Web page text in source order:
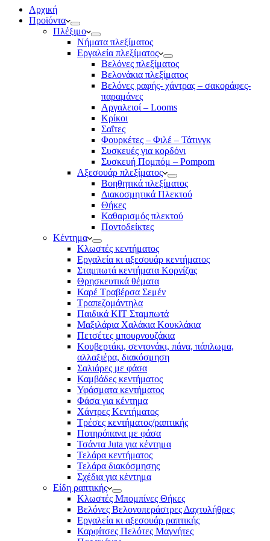
Αρχική
Προϊόντα
Πλέξιμο
Νήματα πλεξίματος
Εργαλεία πλεξίματος
Βελόνες πλεξίματος
Βελονάκια πλεξίματος
Βελόνες ραφής- χάντρας – σακοράφες-
παραμάνες
Αργαλειοί – Looms
Κρίκοι
Σαΐτες
Φουρκέτες – Φιλέ – Τάτινγκ
Συσκευές για κορδόνι
Συσκευή Πομπόμ – Pompom
Αξεσουάρ πλεξίματος
Βοηθητικά πλεξίματος
Διακοσμητικά Πλεκτού
Θήκες
Καθαρισμός πλεκτού
Ποντοδείκτες
Κέντημα
Κλωστές κεντήματος
Eργαλεία κι αξεσουάρ κεντήματος
Σταμπωτά κεντήματα Κορνίζας
Θρησκευτικά θέματα
Καρέ Τραβέρσα Σεμέν
Τραπεζομάντηλα
Παιδικά KIT Σταμπωτά
Μαξιλάρια Χαλάκια Κουκλάκια
Πετσέτες μπουρνουζάκια
Κουβερτάκι, σεντονάκι, πάνα, πάπλωμα,
αλλαξιέρα, διακόσμηση
Σαλιάρες με φάσα
Καμβάδες κεντήματος
Υφάσματα κεντήματος
Φάσα για κέντημα
Χάντρες Κεντήματος
Τρέσες κεντήματος/ραπτικής
Ποτηρόπανα με φάσα
Τσάντα Juta για κέντημα
Τελάρα κεντήματος
Τελάρα διακόσμησης
Σχέδια για κέντημα
Είδη ραπτικής
Κλωστές Μπομπίνες Θήκες
Βελόνες Βελονοπεράστρες Δαχτυλήθρες
Εργαλεία κι αξεσουάρ ραπτικής
Καρφίτσες Πελότες Μαγνήτες